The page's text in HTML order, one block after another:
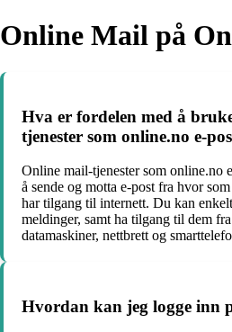
Online Mail på
Hva er fordelen med å
tjenester som online.no e-
Online mail-tjenester som online.no
å sende og motta e-post fra hvor
har tilgang til internett. Du kan
meldinger, samt ha tilgang til dem
datamaskiner, nettbrett og
Hvordan kan jeg logge inn